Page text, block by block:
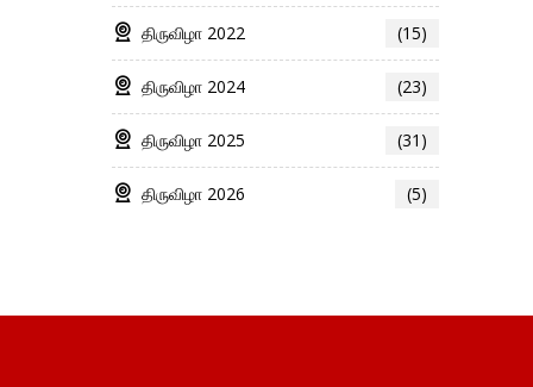
திருவிழா 2022 (15)
திருவிழா 2024 (23)
திருவிழா 2025 (31)
திருவிழா 2026 (5)